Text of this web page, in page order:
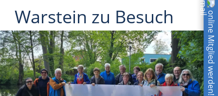
Warstein zu Besuch
online Mitglied werden!